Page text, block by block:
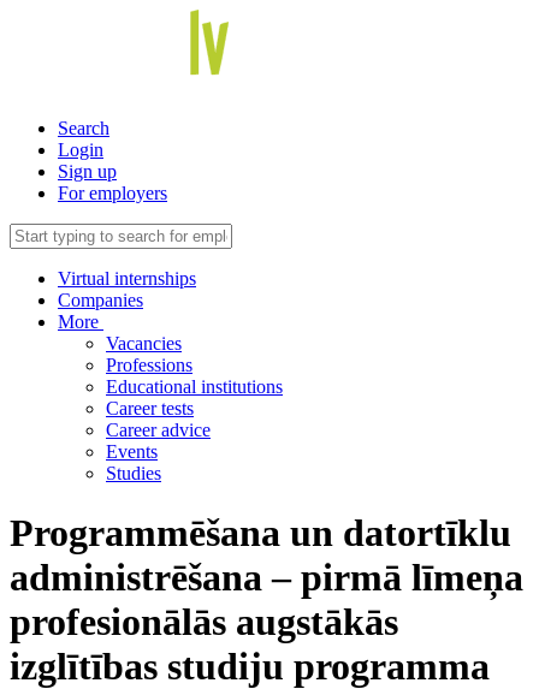
Search
Login
Sign up
For employers
Virtual internships
Companies
More
Vacancies
Professions
Educational institutions
Career tests
Career advice
Events
Studies
Programmēšana un datortīklu
administrēšana – pirmā līmeņa
profesionālās augstākās
izglītības studiju programma